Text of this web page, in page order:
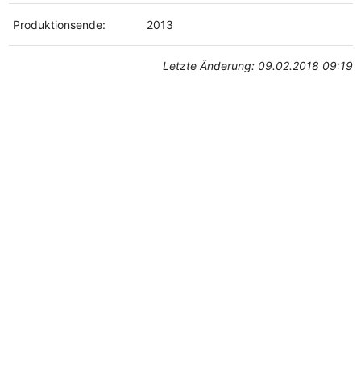
Produktionsende: 2013
Letzte Änderung: 09.02.2018 09:19